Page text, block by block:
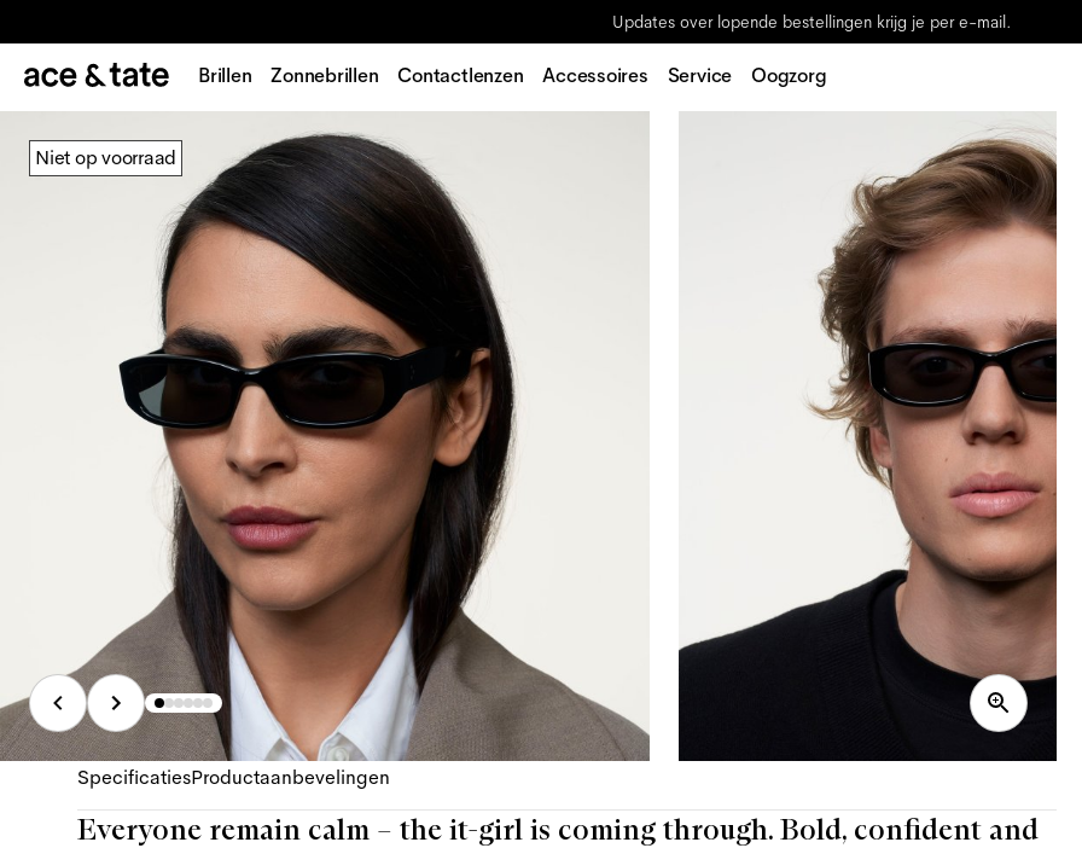
Updates over lopende bestellingen krijg je per e-mail.
Brillen Zonnebrillen Contactlenzen Accessoires Service Oogzorg
Niet op voorraad
SpecificatiesProductaanbevelingen
Everyone remain calm – the it-girl is coming through. Bold, confident and